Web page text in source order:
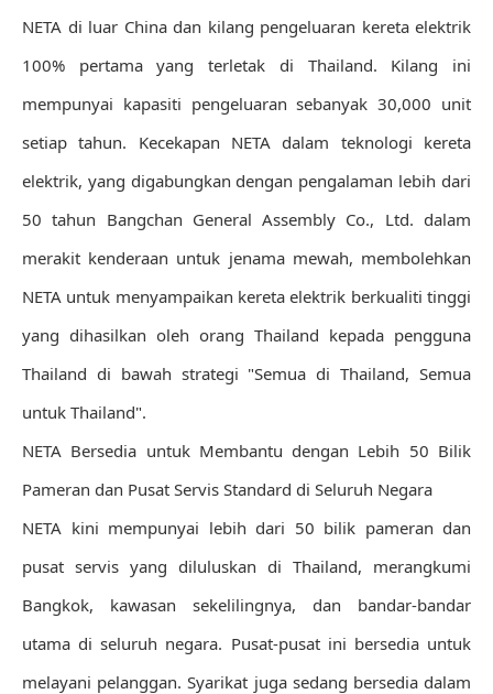
NETA di luar China dan kilang pengeluaran kereta elektrik
100% pertama yang terletak di Thailand. Kilang ini
mempunyai kapasiti pengeluaran sebanyak 30,000 unit
setiap tahun. Kecekapan NETA dalam teknologi kereta
elektrik, yang digabungkan dengan pengalaman lebih dari
50 tahun Bangchan General Assembly Co., Ltd. dalam
merakit kenderaan untuk jenama mewah, membolehkan
NETA untuk menyampaikan kereta elektrik berkualiti tinggi
yang dihasilkan oleh orang Thailand kepada pengguna
Thailand di bawah strategi "Semua di Thailand, Semua
untuk Thailand".
NETA Bersedia untuk Membantu dengan Lebih 50 Bilik
Pameran dan Pusat Servis Standard di Seluruh Negara
NETA kini mempunyai lebih dari 50 bilik pameran dan
pusat servis yang diluluskan di Thailand, merangkumi
Bangkok, kawasan sekelilingnya, dan bandar-bandar
utama di seluruh negara. Pusat-pusat ini bersedia untuk
melayani pelanggan. Syarikat juga sedang bersedia dalam